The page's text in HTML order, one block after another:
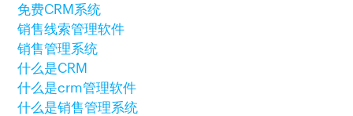
免费CRM系统
销售线索管理软件
销售管理系统
什么是CRM
什么是crm管理软件
什么是销售管理系统